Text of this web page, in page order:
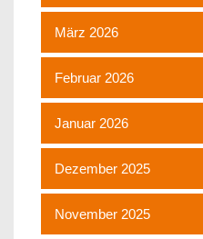
März 2026
Februar 2026
Januar 2026
Dezember 2025
November 2025